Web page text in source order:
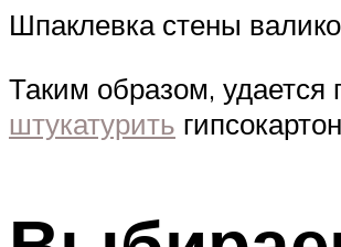
Шпаклевка стены
Таким образом, удается
штукатурить